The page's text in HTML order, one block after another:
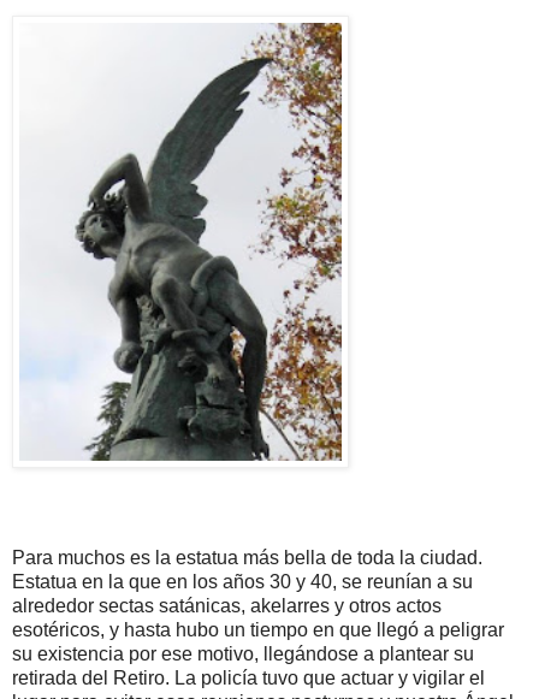
Para muchos es la estatua más bella de toda la ciudad.
Estatua en la que en los años 30 y 40, se reunían a su
alrededor sectas satánicas, akelarres y otros actos
esotéricos, y hasta hubo un tiempo en que llegó a peligrar
su existencia por ese motivo, llegándose a plantear su
retirada del Retiro. La policía tuvo que actuar y vigilar el